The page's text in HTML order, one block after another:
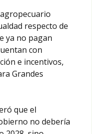
respecto de
ya no pagan
con
e incentivos,
Grandes
que el
no debería